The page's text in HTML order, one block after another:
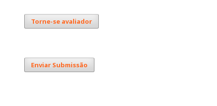
Torne-se avaliador
Enviar Submissão